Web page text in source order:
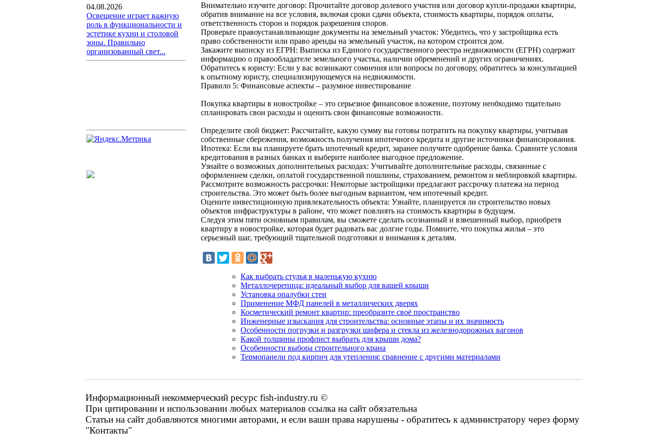
04.08.2026
Освещение играет важную
роль в функциональности и
эстетике кухни и столовой
зоны. Правильно
организованный свет...
Внимательно изучите договор: Прочитайте договор долевого участия или договор купли-продажи квартиры,
обратив внимание на все условия, включая сроки сдачи объекта, стоимость квартиры, порядок оплаты,
ответственность сторон и порядок разрешения споров.
Проверьте правоустанавливающие документы на земельный участок: Убедитесь, что у застройщика есть
право собственности или право аренды на земельный участок, на котором строится дом.
Закажите выписку из ЕГРН: Выписка из Единого государственного реестра недвижимости (ЕГРН) содержит
информацию о правообладателе земельного участка, наличии обременений и других ограничениях.
Обратитесь к юристу: Если у вас возникают сомнения или вопросы по договору, обратитесь за консультацией
к опытному юристу, специализирующемуся на недвижимости.
Правило 5: Финансовые аспекты – разумное инвестирование
Покупка квартиры в новостройке – это серьезное финансовое вложение, поэтому необходимо тщательно
спланировать свои расходы и оценить свои финансовые возможности.
Определите свой бюджет: Рассчитайте, какую сумму вы готовы потратить на покупку квартиры, учитывая
собственные сбережения, возможность получения ипотечного кредита и другие источники финансирования.
Ипотека: Если вы планируете брать ипотечный кредит, заранее получите одобрение банка. Сравните условия
кредитования в разных банках и выберите наиболее выгодное предложение.
Узнайте о возможных дополнительных расходах: Учитывайте дополнительные расходы, связанные с
оформлением сделки, оплатой государственной пошлины, страхованием, ремонтом и меблировкой квартиры.
Рассмотрите возможность рассрочки: Некоторые застройщики предлагают рассрочку платежа на период
строительства. Это может быть более выгодным вариантом, чем ипотечный кредит.
Оцените инвестиционную привлекательность объекта: Узнайте, планируется ли строительство новых
объектов инфраструктуры в районе, что может повлиять на стоимость квартиры в будущем.
Следуя этим пяти основным правилам, вы сможете сделать осознанный и взвешенный выбор, приобретя
квартиру в новостройке, которая будет радовать вас долгие годы. Помните, что покупка жилья – это
серьезный шаг, требующий тщательной подготовки и внимания к деталям.
Как выбрать стулья в маленькую кухню
Металлочерепица: идеальный выбор для вашей крыши
Установка опалубки стен
Применение МФД панелей в металлических дверях
Косметический ремонт квартир: преобразите своё пространство
Инженерные изыскания для строительства: основные этапы и их значимость
Особенности погрузки и разгрузки шифера и стекла из железнодорожных вагонов
Какой толщины профлист выбрать для крыши дома?
Особенности выбора строительного крана
Термопанели под кирпич для утепления: сравнение с другими материалами
Информационный некоммерческий ресурс fish-industry.ru ©
При цитировании и использовании любых материалов ссылка на сайт обязательна
Статьи на сайт добавляются многими авторами, и если ваши права нарушены - обратитесь к администратору через форму
"Контакты"